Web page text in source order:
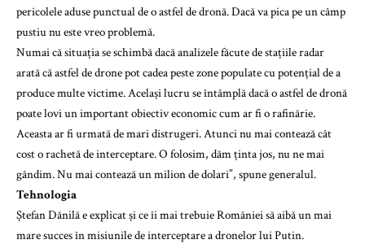
pericolele aduse punctual de o astfel de dronă. Dacă va pica pe un câmp
pustiu nu este vreo problemă.
Numai că situația se schimbă dacă analizele făcute de stațiile radar
arată că astfel de drone pot cadea peste zone populate cu potențial de a
produce multe victime. Același lucru se întâmplă dacă o astfel de dronă
poate lovi un important obiectiv economic cum ar fi o rafinărie.
Aceasta ar fi urmată de mari distrugeri. Atunci nu mai contează cât
cost o rachetă de interceptare. O folosim, dăm ținta jos, nu ne mai
gândim. Nu mai contează un milion de dolari”, spune generalul.
Tehnologia
Ștefan Dănilă e explicat și ce îi mai trebuie României să aibă un mai
mare succes în misiunile de interceptare a dronelor lui Putin.